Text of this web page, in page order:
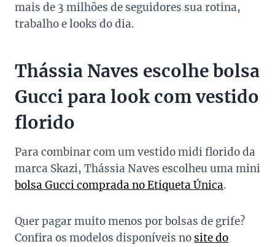
mais de 3 milhões de seguidores sua rotina,
trabalho e looks do dia.
Thássia Naves escolhe bolsa
Gucci para look com vestido
florido
Para combinar com um vestido midi florido da
marca Skazi, Thássia Naves escolheu uma mini
bolsa Gucci comprada no Etiqueta Única.
Quer pagar muito menos por bolsas de grife?
Confira os modelos disponíveis no site do